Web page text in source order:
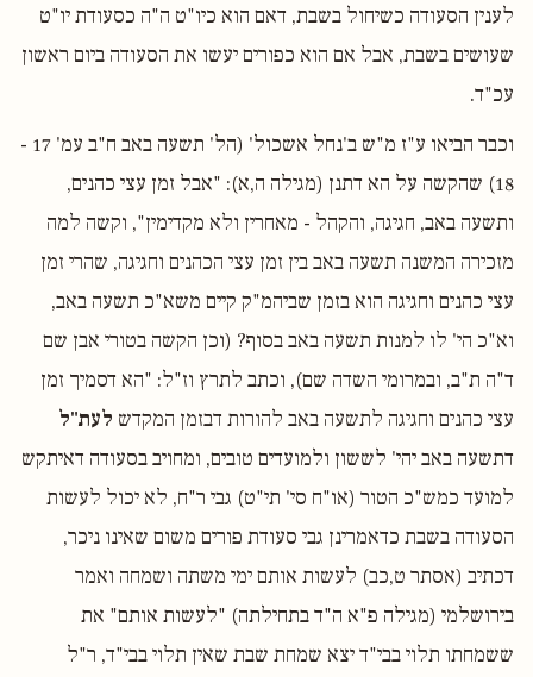
לענין הסעודה כשיחול בשבת, דאם הוא כיו"ט ה"ה כסעודת יו"ט
שעושים בשבת, אבל אם הוא כפורים יעשו את הסעודה ביום ראשון
עכ"ד.
וכבר הביאו ע"ז מ"ש ב'נחל אשכול' (הל' תשעה באב ח"ב עמ' 17 -
18) שהקשה על הא דתנן (מגילה ה,א): "אבל זמן עצי כהנים,
ותשעה באב, חגיגה, והקהל - מאחרין ולא מקדימין", וקשה למה
מזכירה המשנה תשעה באב בין זמן עצי הכהנים וחגיגה, שהרי זמן
עצי כהנים וחגיגה הוא בזמן שביהמ"ק קיים משא"כ תשעה באב,
וא"כ הי' לו למנות תשעה באב בסוף? (וכן הקשה בטורי אבן שם
ד"ה ת"ב, ובמרומי השדה שם), וכתב לתרץ וז"ל: "הא דסמיך זמן
עצי כהנים וחגיגה לתשעה באב להורות דבזמן המקדש לעת"ל
דתשעה באב יהי' לששון ולמועדים טובים, ומחויב בסעודה דאיתקש
למועד כמש"כ הטור (או"ח סי' תי"ט) גבי ר"ח, לא יכול לעשות
הסעודה בשבת כדאמרינן גבי סעודת פורים משום שאינו ניכר,
דכתיב (אסתר ט,כב) לעשות אותם ימי משתה ושמחה ואמר
בירושלמי (מגילה פ"א ה"ד בתחילתה) "לעשות אותם" את
ששמחתו תלוי בבי"ד יצא שמחת שבת שאין תלוי בבי"ד, ר"ל